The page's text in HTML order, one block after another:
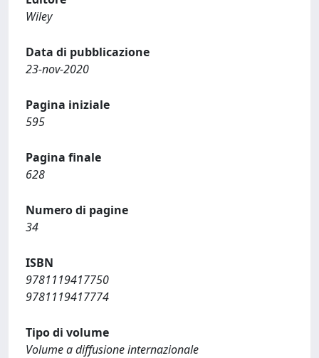
Wiley
Data di pubblicazione
23-nov-2020
Pagina iniziale
595
Pagina finale
628
Numero di pagine
34
ISBN
9781119417750
9781119417774
Tipo di volume
Volume a diffusione internazionale